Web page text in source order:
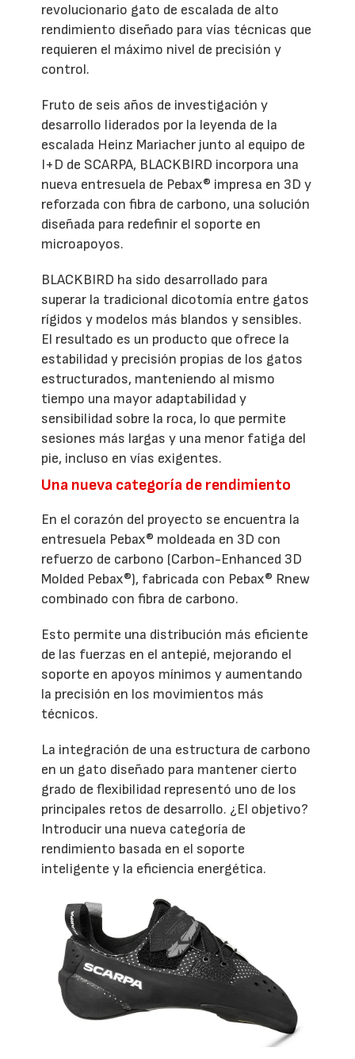
revolucionario gato de escalada de alto
rendimiento diseñado para vías técnicas que
requieren el máximo nivel de precisión y
control.
Fruto de seis años de investigación y
desarrollo liderados por la leyenda de la
escalada Heinz Mariacher junto al equipo de
I+D de SCARPA, BLACKBIRD incorpora una
nueva entresuela de Pebax® impresa en 3D y
reforzada con fibra de carbono, una solución
diseñada para redefinir el soporte en
microapoyos.
BLACKBIRD ha sido desarrollado para
superar la tradicional dicotomía entre gatos
rígidos y modelos más blandos y sensibles.
El resultado es un producto que ofrece la
estabilidad y precisión propias de los gatos
estructurados, manteniendo al mismo
tiempo una mayor adaptabilidad y
sensibilidad sobre la roca, lo que permite
sesiones más largas y una menor fatiga del
pie, incluso en vías exigentes.
Una nueva categoría de rendimiento
En el corazón del proyecto se encuentra la
entresuela Pebax® moldeada en 3D con
refuerzo de carbono (Carbon-Enhanced 3D
Molded Pebax®), fabricada con Pebax® Rnew
combinado con fibra de carbono.
Esto permite una distribución más eficiente
de las fuerzas en el antepié, mejorando el
soporte en apoyos mínimos y aumentando
la precisión en los movimientos más
técnicos.
La integración de una estructura de carbono
en un gato diseñado para mantener cierto
grado de flexibilidad representó uno de los
principales retos de desarrollo. ¿El objetivo?
Introducir una nueva categoría de
rendimiento basada en el soporte
inteligente y la eficiencia energética.